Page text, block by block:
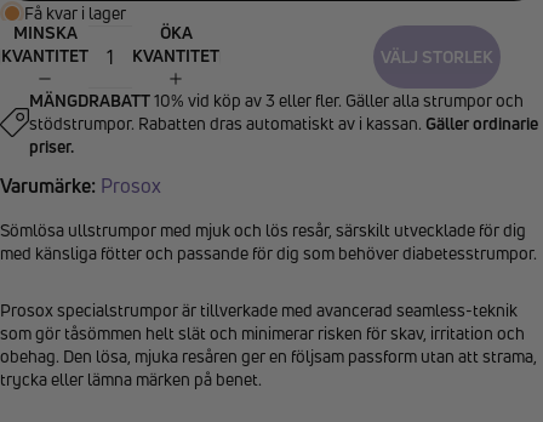
Få kvar i lager
MINSKA
KVANTITET
ÖKA
KVANTITET
VÄLJ STORLEK
MÄNGDRABATT10% vid köp av 3 eller fler. Gäller alla strumpor och
stödstrumpor. Rabatten dras automatiskt av i kassan. Gäller ordinarie
priser.
Varumärke: Prosox
Sömlösa ullstrumpor med mjuk och lös resår, särskilt utvecklade för dig
med känsliga fötter och passande för dig som behöver diabetesstrumpor.
Prosox specialstrumpor är tillverkade med avancerad seamless-teknik
som gör tåsömmen helt slät och minimerar risken för skav, irritation och
obehag. Den lösa, mjuka resåren ger en följsam passform utan att strama,
trycka eller lämna märken på benet.